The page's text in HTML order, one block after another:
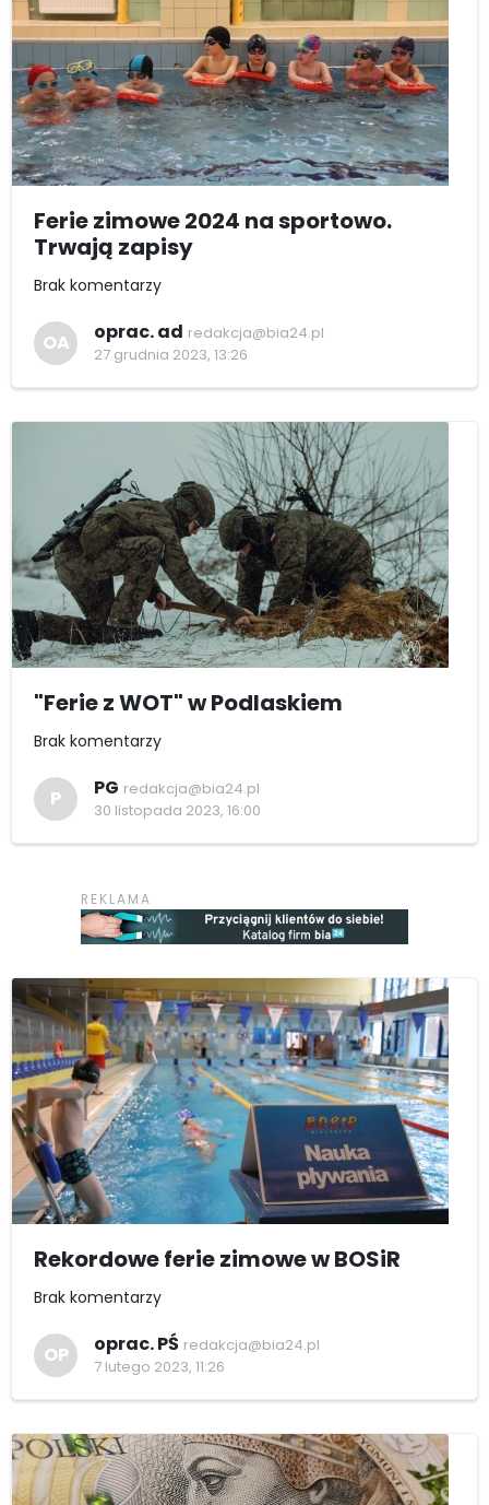
Ferie zimowe 2024 na sportowo.
Trwają zapisy
Brak komentarzy
OA oprac. ad redakcja@bia24.pl
27 grudnia 2023, 13:26
"Ferie z WOT" w Podlaskiem
Brak komentarzy
P PG redakcja@bia24.pl
30 listopada 2023, 16:00
Rekordowe ferie zimowe w BOSiR
Brak komentarzy
OP oprac. PŚ redakcja@bia24.pl
7 lutego 2023, 11:26